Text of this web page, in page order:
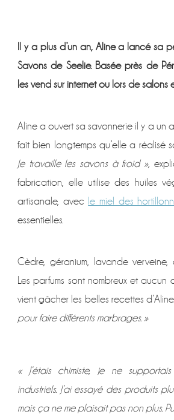
Il y a plus d’un an, Aline a lancé sa
Savons de Seelie. Basée près de
les vend sur internet ou lors de salons
Aline a ouvert sa savonnerie il y a un
fait bien longtemps qu’elle a réalisé
Je travaille les savons à froid »,
fabrication, elle utilise des huiles
artisanale, avec le miel des
essentielles.
Cèdre, géranium, lavande
Les parfums sont nombreux et
vient gâcher les belles recettes d’Aline.
pour faire différents marbrages. »
« J’étais chimiste, je ne
industriels. J’ai essayé des produits
mais ça ne me plaisait pas non plus.